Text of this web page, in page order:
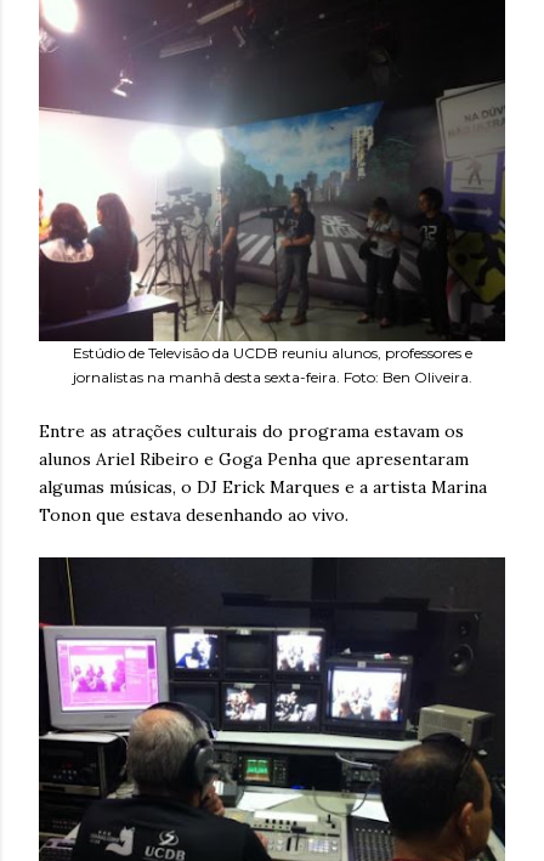
Estúdio de Televisão da UCDB reuniu alunos, professores e
jornalistas na manhã desta sexta-feira. Foto: Ben Oliveira.
Entre as atrações culturais do programa estavam os
alunos Ariel Ribeiro e Goga Penha que apresentaram
algumas músicas, o DJ Erick Marques e a artista Marina
Tonon que estava desenhando ao vivo.